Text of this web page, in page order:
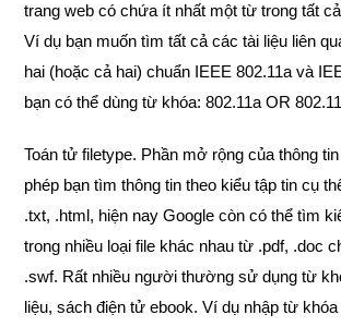
trang web có chứa ít nhất một từ trong tất
Ví dụ bạn muốn tìm tất cả các tài liệu liên
hai (hoặc cả hai) chuẩn IEEE 802.11a và
bạn có thể dùng từ khóa: 802.11a OR
Toán tử filetype. Phần mở rộng của thông
phép bạn tìm thông tin theo kiểu tập tin cụ
.txt, .html, hiện nay Google còn có thể tìm
trong nhiều loại file khác nhau từ .pdf, .doc
.swf. Rất nhiều người thường sử dụng từ
liệu, sách điện tử ebook. Ví dụ nhập từ khóa